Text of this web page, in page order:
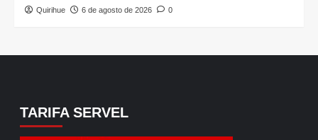
Quirihue 6 de agosto de 2026 0
TARIFA SERVEL